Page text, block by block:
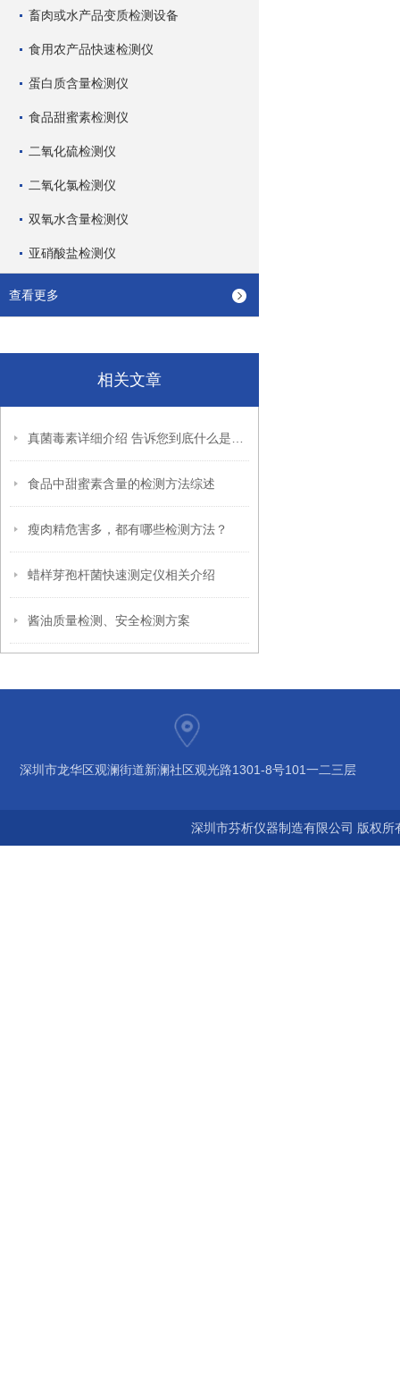
畜肉或水产品变质检测设备
食用农产品快速检测仪
蛋白质含量检测仪
食品甜蜜素检测仪
二氧化硫检测仪
二氧化氯检测仪
双氧水含量检测仪
亚硝酸盐检测仪
查看更多
相关文章
食品中甜蜜素含量的检测方法综述
瘦肉精危害多，都有哪些检测方法？
蜡样芽孢杆菌快速测定仪相关介绍
酱油质量检测、安全检测方案
深圳市龙华区观澜街道新澜社区观光路1301-8号101一二三层
深圳市芬析仪器制造有限公司 版权